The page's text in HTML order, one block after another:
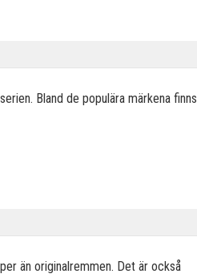
Bland de populära märkena finns
än originalremmen. Det är också